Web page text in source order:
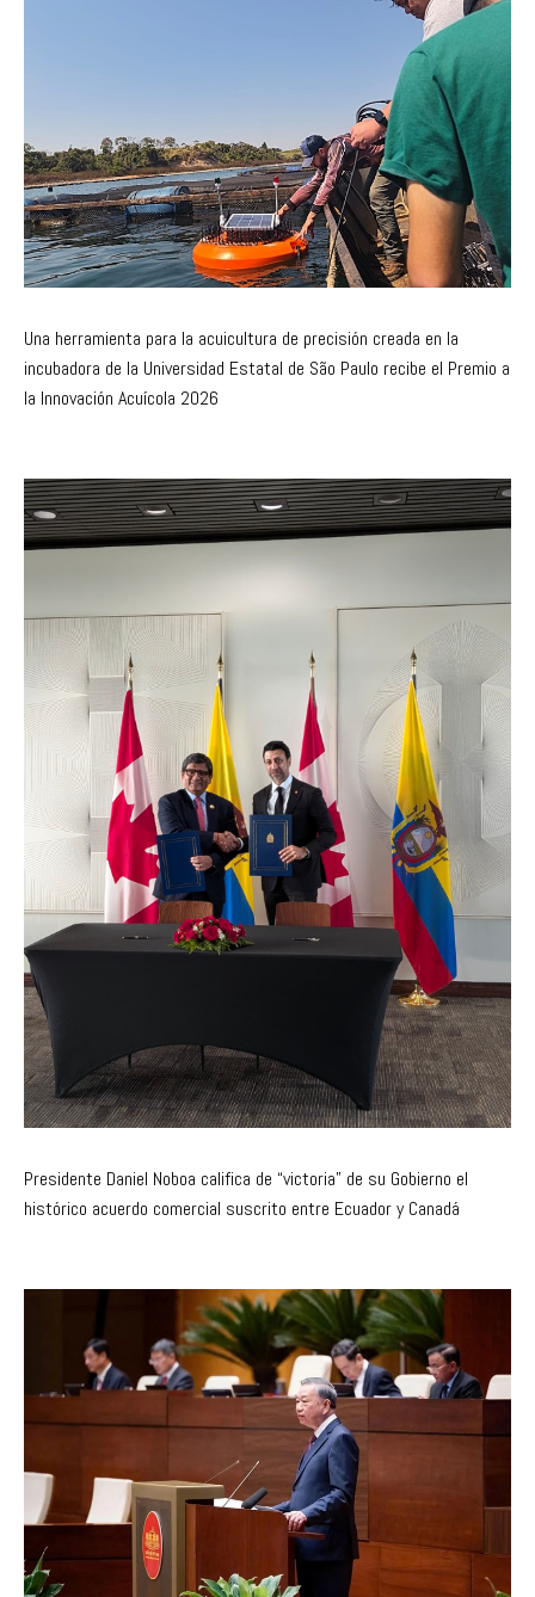
Una herramienta para la acuicultura de precisión creada en la
incubadora de la Universidad Estatal de São Paulo recibe el Premio a
la Innovación Acuícola 2026
Presidente Daniel Noboa califica de “victoria” de su Gobierno el
histórico acuerdo comercial suscrito entre Ecuador y Canadá